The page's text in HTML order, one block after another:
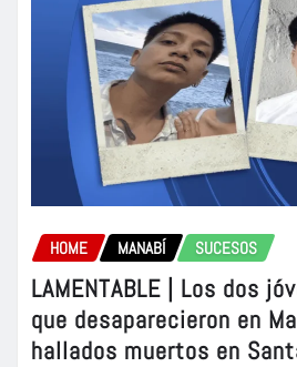
HOME MANABÍ SUCESOS
LAMENTABLE | Los dos
que desaparecieron en
hallados muertos en